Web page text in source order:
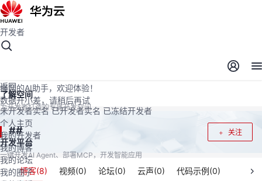
开发者空间
开发者空间
了解空间
为开发者打造的专属开发空间
开发平台
一键开发AI Agent、部署MCP，开发智能应用
开发者
返回
未开发者实名 已开发者实名 已冻结开发者
个人主页
我的开发者
我的博客
我的论坛
我的圈子
懂您的AI助手，欢迎体验！
数据开小差，请稍后再试
关注
##
博客(8) 视频(0) 论坛(0) 云声(0) 代码示例(0)